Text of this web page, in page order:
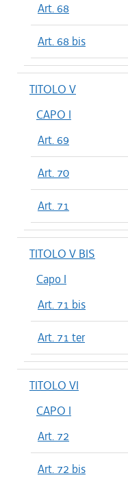
Art. 68
Art. 68 bis
TITOLO V
CAPO I
Art. 69
Art. 70
Art. 71
TITOLO V BIS
Capo I
Art. 71 bis
Art. 71 ter
TITOLO VI
CAPO I
Art. 72
Art. 72 bis